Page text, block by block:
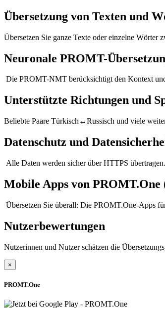
Übersetzung von Texten und
Übersetzen Sie ganze Texte oder einzelne Wörter
Neuronale PROMT-
Die PROMT-NMT berücksichtigt den Kontext
Unterstützte Richtungen und
Beliebte Paare Türkisch↔Russisch und viele
Datenschutz und
Alle Daten werden sicher über HTTPS
Mobile Apps von
Übersetzen Sie überall: Die PROMT.One-Apps
Nutzerbewertungen
Nutzerinnen und Nutzer schätzen die
×
PROMT.One